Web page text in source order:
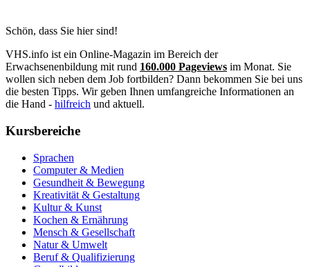
Schön, dass Sie hier sind!
VHS.info ist ein Online-Magazin im Bereich der
Erwachsenenbildung mit rund 160.000 Pageviews im Monat. Sie
wollen sich neben dem Job fortbilden? Dann bekommen Sie bei uns
die besten Tipps. Wir geben Ihnen umfangreiche Informationen an
die Hand - hilfreich und aktuell.
Kursbereiche
Sprachen
Computer & Medien
Gesundheit & Bewegung
Kreativität & Gestaltung
Kultur & Kunst
Kochen & Ernährung
Mensch & Gesellschaft
Natur & Umwelt
Beruf & Qualifizierung